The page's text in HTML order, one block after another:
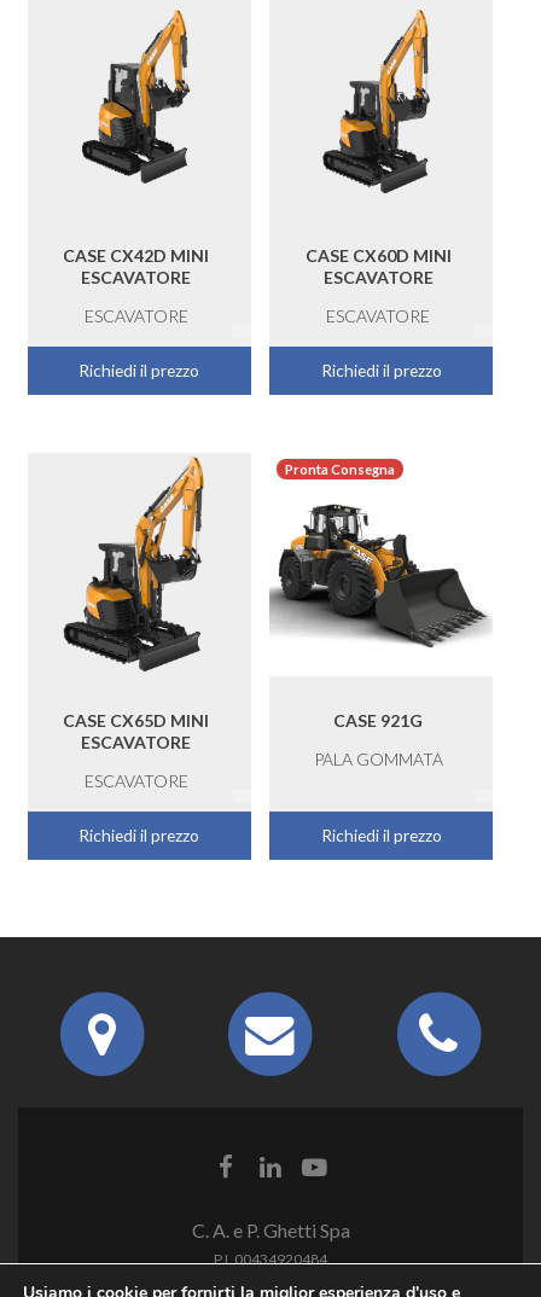
CASE CX42D MINI
ESCAVATORE
ESCAVATORE
Richiedi il prezzo
CASE CX60D MINI
ESCAVATORE
ESCAVATORE
Richiedi il prezzo
CASE CX65D MINI
ESCAVATORE
ESCAVATORE
Richiedi il prezzo
Pronta Consegna
CASE 921G
PALA GOMMATA
Richiedi il prezzo
C. A. e P. Ghetti Spa
P.I. 00434920484